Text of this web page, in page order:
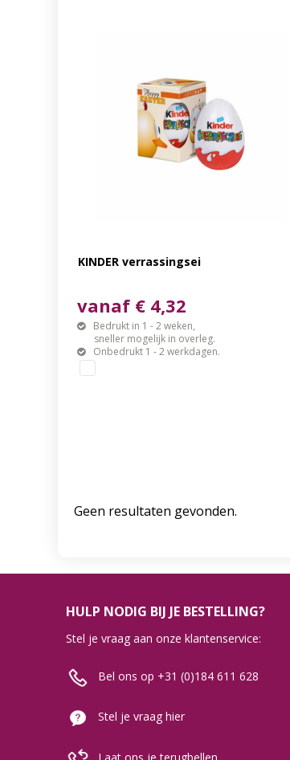
KINDER verrassingsei
vanaf € 4,32
Bedrukt in 1 - 2 weken,
sneller mogelijk in overleg.
Onbedrukt 1 - 2 werkdagen.
Geen resultaten gevonden.
HULP NODIG BIJ JE BESTELLING?
Stel je vraag aan onze klantenservice:
Bel ons op +31 (0)184 611 628
Stel je vraag hier
Laat ons je terugbellen